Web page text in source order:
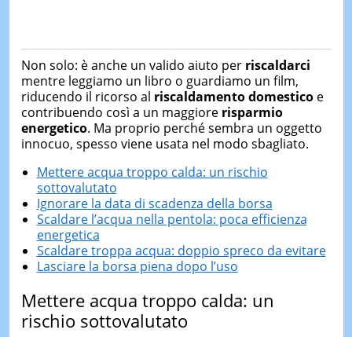
Non solo: è anche un valido aiuto per riscaldarci
mentre leggiamo un libro o guardiamo un film,
riducendo il ricorso al riscaldamento domesticoe
contribuendo così a un maggiore risparmio
energetico. Ma proprio perché sembra un oggetto
innocuo, spesso viene usata nel modo sbagliato.
Mettere acqua troppo calda: un rischio
sottovalutato
Ignorare la data di scadenza della borsa
Scaldare l’acqua nella pentola: poca efficienza
energetica
Scaldare troppa acqua: doppio spreco da evitare
Lasciare la borsa piena dopo l’uso
Mettere acqua troppo calda: un
rischio sottovalutato